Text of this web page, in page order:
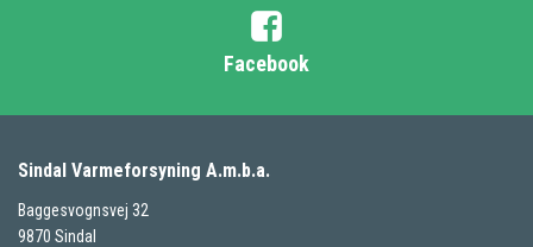
Facebook
Sindal Varmeforsyning A.m.b.a.
Baggesvognsvej 32
9870 Sindal